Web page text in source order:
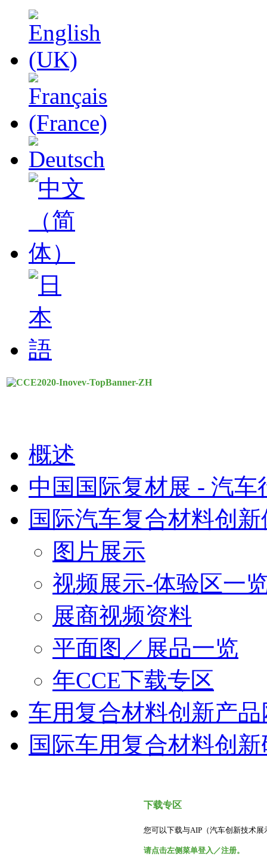
概述
中国国际复材展 - 汽车
国际汽车复合材料创
图片展示
视频展示-体验区一
展商视频资料
平面图／展品一览
年CCE下载专区
车用复合材料创新产
国际车用复合材料创
下载专区
您可以下载与AIP（汽车创新技术
请点击左侧菜单登入／注册。